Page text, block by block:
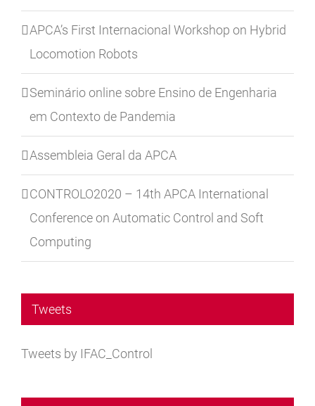
APCA’s First Internacional Workshop on Hybrid
Locomotion Robots
Seminário online sobre Ensino de Engenharia
em Contexto de Pandemia
Assembleia Geral da APCA
CONTROLO2020 – 14th APCA International
Conference on Automatic Control and Soft
Computing
Tweets
Tweets by IFAC_Control